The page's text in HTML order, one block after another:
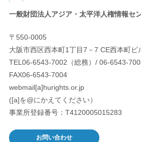
一般財団法人アジア・太平洋人権情報セ
〒550-0005
大阪市西区西本町1丁目7－7 CE西本町ビ
TEL06-6543-7002（総務）/ 06-6543-
FAX06-6543-7004
webmail[a]hurights.or.jp
([a]を@にかえてください）
事業所登録番号：T4120005015283
お問い合わせ